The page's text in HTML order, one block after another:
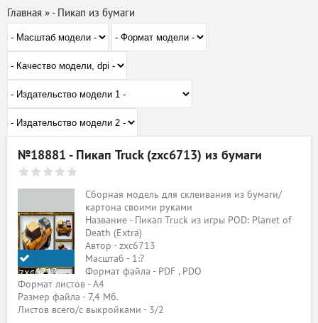
Главная »- Пикап из бумаги
№18881 - Пикап Truck (zxc6713) из бумаги
zxc6713
Сборная модель для склеивания из бумаги/
картона своими руками
Название - Пикап Truck из игры POD: Planet of
Death (Extra)
Автор - zxc6713
Масштаб - 1:?
Формат файла - PDF , PDO
Формат листов - A4
Размер файла - 7,4 Мб.
Листов всего/с выкройками - 3/2